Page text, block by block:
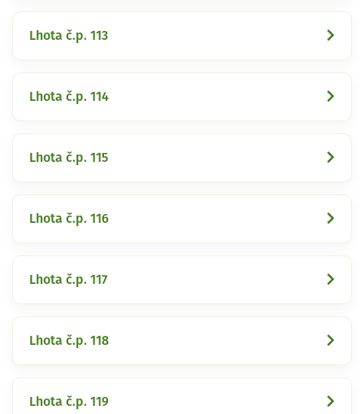
Lhota č.p. 113
Lhota č.p. 114
Lhota č.p. 115
Lhota č.p. 116
Lhota č.p. 117
Lhota č.p. 118
Lhota č.p. 119